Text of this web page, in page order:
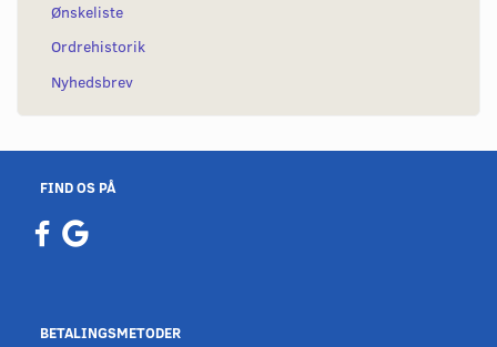
Ønskeliste
Ordrehistorik
Nyhedsbrev
FIND OS PÅ
BETALINGSMETODER